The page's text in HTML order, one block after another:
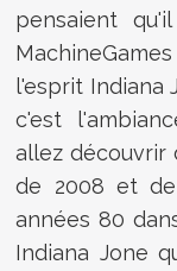
pensaient
l'esprit Indiana
c'est
allez découvrir
de 2008 et
années 80
Indiana Jone